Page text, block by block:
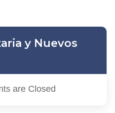
y Nuevos
are Closed